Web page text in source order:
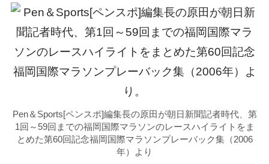
Pen＆Sports[ペンスポ]編集長の原田が朝日新聞記者時代、第
1回～59回までの福岡国際マラソンのレースハイライトをま
とめた第60回記念福岡国際マラソンプレーバック集（2006
年）より